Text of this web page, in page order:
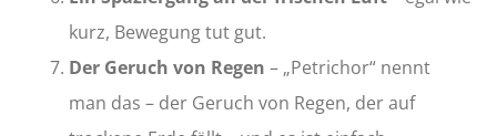
kurz, Bewegung tut gut.
Der Geruch von Regen – „Petrichor“ nennt
man das – der Geruch von Regen, der auf